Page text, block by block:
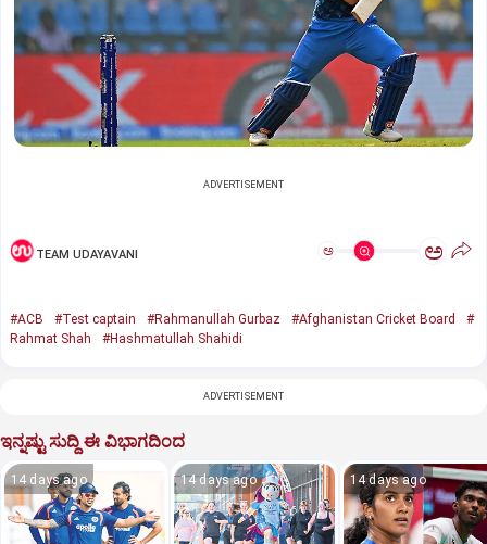
ADVERTISEMENT
TEAM UDAYAVANI ಅ ಅ
#ACB #Test captain #Rahmanullah Gurbaz #Afghanistan Cricket Board
#
Rahmat Shah
#Hashmatullah Shahidi
ADVERTISEMENT
ಇನ್ನಷ್ಟು ಸುದ್ದಿ ಈ ವಿಭಾಗದಿಂದ
14 days ago 14 days ago 14 days ago